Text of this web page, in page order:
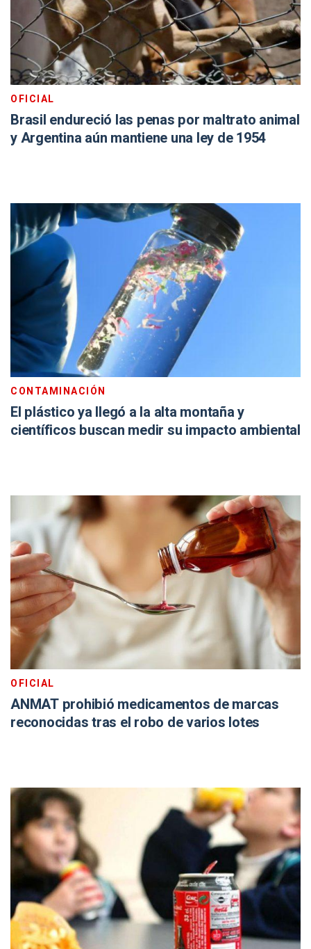
OFICIAL
Brasil endureció las penas por maltrato animal
y Argentina aún mantiene una ley de 1954
CONTAMINACIÓN
El plástico ya llegó a la alta montaña y
científicos buscan medir su impacto ambiental
OFICIAL
ANMAT prohibió medicamentos de marcas
reconocidas tras el robo de varios lotes